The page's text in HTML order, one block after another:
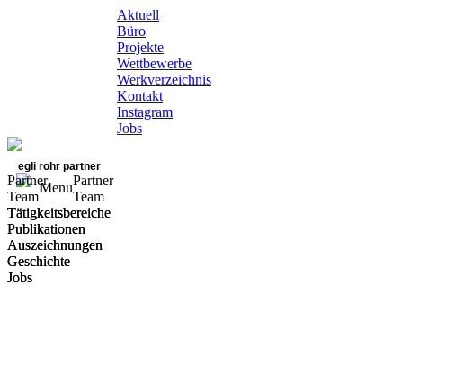
Aktuell
Büro
Projekte
Wettbewerbe
Werkverzeichnis
Kontakt
Instagram
Jobs
egli rohr partner
Menu
Partner
Team
Tätigkeitsbereiche
Publikationen
Auszeichnungen
Geschichte
Jobs
Partner
Team
Tätigkeitsbereiche
Publikationen
Auszeichnungen
Geschichte
Jobs